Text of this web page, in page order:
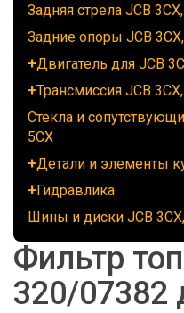
Задняя стрела JCB
Задние опоры JCB
Двигатель для JCB
Трансмиссия JCB
Стекла и
5CX
Детали и элементы
Гидравлика
Шины и диски JCB 3CX,
Фильтр
320/07382